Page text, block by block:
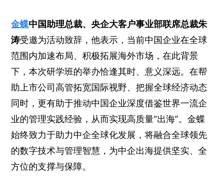
金蝶中国助理总裁、央企大客户事业部联席总裁朱
涛受邀为活动致辞，他表示，当前中国企业在全球
范围内加速布局、积极拓展海外市场，在此背景
下，本次研学班的举办恰逢其时、意义深远。在帮
助上市公司高管拓宽国际视野、把握全球经济动态
同时，更有助于推动中国企业深度借鉴世界一流企
业的管理实践经验，从而实现高质量“出海”。金蝶
始终致力于助力中企全球化发展，将融合全球领先
的数字技术与管理智慧，为中企出海提供坚实、全
方位的支撑与保障。